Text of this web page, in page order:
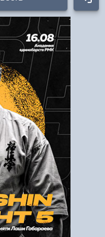
Войти
пароль
Регистрация